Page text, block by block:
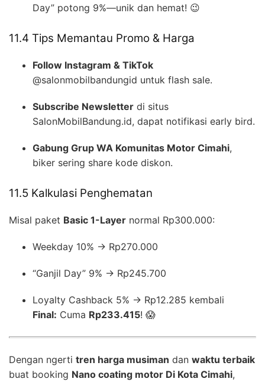
Day” potong 9%—unik dan hemat! 😉
11.4 Tips Memantau Promo & Harga
Follow Instagram & TikTok
@salonmobilbandungid untuk flash sale.
Subscribe Newsletter di situs
SalonMobilBandung.id, dapat notifikasi early bird.
Gabung Grup WA Komunitas Motor Cimahi,
biker sering share kode diskon.
11.5 Kalkulasi Penghematan
Misal paket Basic 1-Layer normal Rp300.000:
Weekday 10% → Rp270.000
“Ganjil Day” 9% → Rp245.700
Loyalty Cashback 5% → Rp12.285 kembali
Final: Cuma Rp233.415! 😱
Dengan ngerti tren harga musiman dan waktu terbaik
buat booking Nano coating motor Di Kota Cimahi,